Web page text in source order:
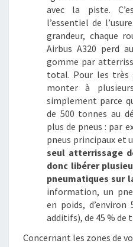
avec la piste.
l’essentiel de
grandeur, chaque
Airbus A320 perd
gomme par
total. Pour les très
monter à
simplement parce
de 500 tonnes au
plus de pneus : par
pneus principaux et
seul atterrissage
donc libérer
pneumatiques sur
information, un
en poids, d’environ
additifs), de 45 % de
Concernant les zones de